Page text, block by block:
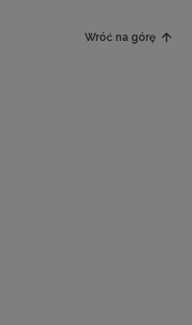
Wróć na górę